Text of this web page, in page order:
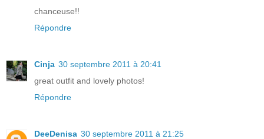
chanceuse!!
Répondre
Cinja 30 septembre 2011 à 20:41
great outfit and lovely photos!
Répondre
DeeDenisa 30 septembre 2011 à 21:25